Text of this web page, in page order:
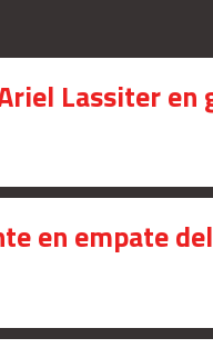
Lassiter
en empate